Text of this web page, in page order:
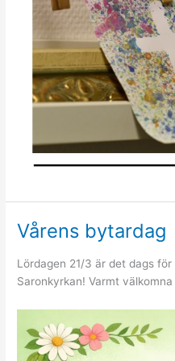
Vårens bytardag
Lördagen 21/3 är det dags
Saronkyrkan! Varmt